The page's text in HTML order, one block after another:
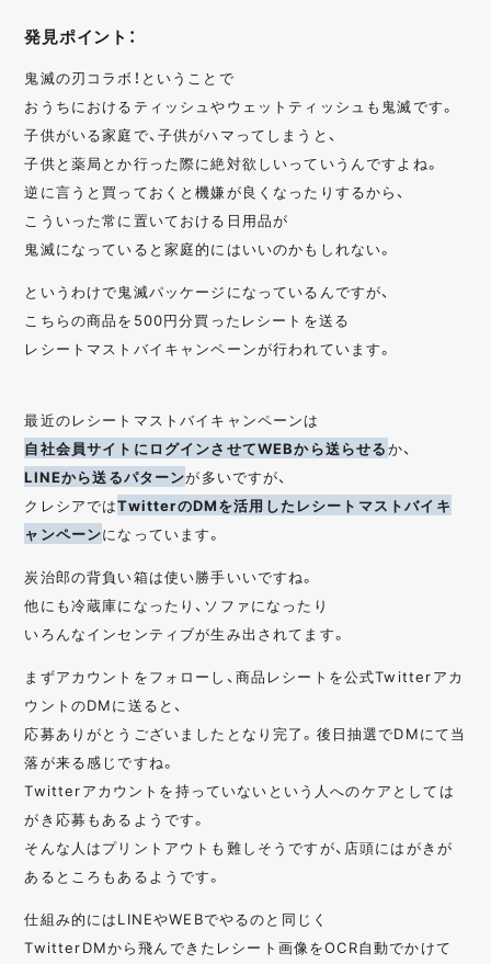
発見ポイント：
鬼滅の刃コラボ！ということで
おうちにおけるティッシュやウェットティッシュも鬼滅です。
子供がいる家庭で、子供がハマってしまうと、
子供と薬局とか行った際に絶対欲しいっていうんですよね。
逆に言うと買っておくと機嫌が良くなったりするから、
こういった常に置いておける日用品が
鬼滅になっていると家庭的にはいいのかもしれない。
というわけで鬼滅パッケージになっているんですが、
こちらの商品を500円分買ったレシートを送る
レシートマストバイキャンペーンが行われています。
最近のレシートマストバイキャンペーンは
自社会員サイトにログインさせてWEBから送らせるか、
LINEから送るパターンが多いですが、
クレシアではTwitterのDMを活用したレシートマストバイキ
ャンペーンになっています。
炭治郎の背負い箱は使い勝手いいですね。
他にも冷蔵庫になったり、ソファになったり
いろんなインセンティブが生み出されてます。
まずアカウントをフォローし、商品レシートを公式Twitterアカ
ウントのDMに送ると、
応募ありがとうございましたとなり完了。後日抽選でDMにて当
落が来る感じですね。
Twitterアカウントを持っていないという人へのケアとしては
がき応募もあるようです。
そんな人はプリントアウトも難しそうですが、店頭にはがきが
あるところもあるようです。
仕組み的にはLINEやWEBでやるのと同じく
TwitterDMから飛んできたレシート画像をOCR自動でかけて